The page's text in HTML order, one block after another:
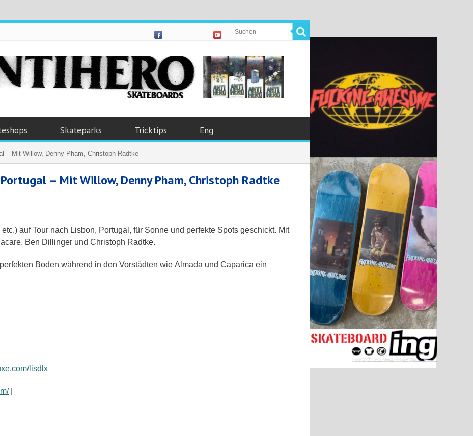
Skateparks Tricktips Eng
– Mit Willow, Denny Pham, Christoph Radtke
– Mit Willow, Denny Pham, Christoph Radtke
auf Tour nach Lisbon, Portugal, für Sonne und perfekte Spots geschickt. Mit
Ben Dillinger und Christoph Radtke.
Boden während in den Vorstädten wie Almada und Caparica ein
lisdlx
|